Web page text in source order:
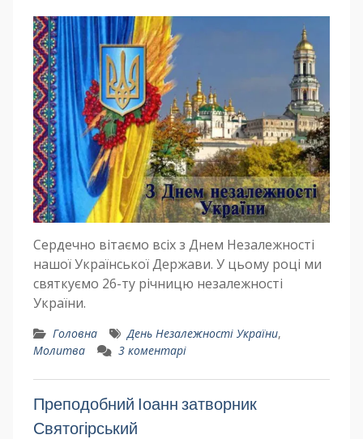
Сердечно вітаємо всіх з Днем Незалежності
нашої Української Держави. У цьому році ми
святкуємо 26-ту річницю незалежності
України.
Головна День Незалежності України,
Молитва
3 коментарі
Преподобний Іоанн затворник
Святогірський